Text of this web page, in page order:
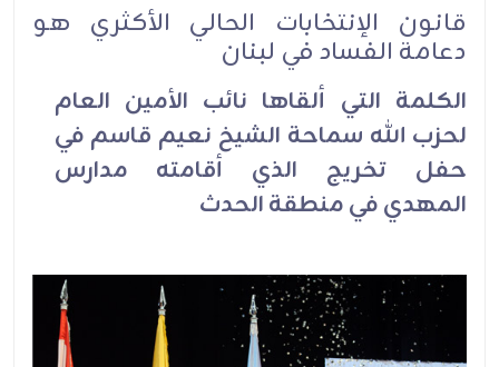
قانون الإنتخابات الحالي الأكثري هو
دعامة الفساد في لبنان
الكلمة التي ألقاها نائب الأمين العام
لحزب الله سماحة الشيخ نعيم قاسم في
حفل تخريج الذي أقامته مدارس
المهدي في منطقة الحدث